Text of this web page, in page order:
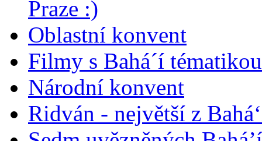
Praze :)
Oblastní konvent
Filmy s Bahá´í
Národní konvent
Ridván - největší z